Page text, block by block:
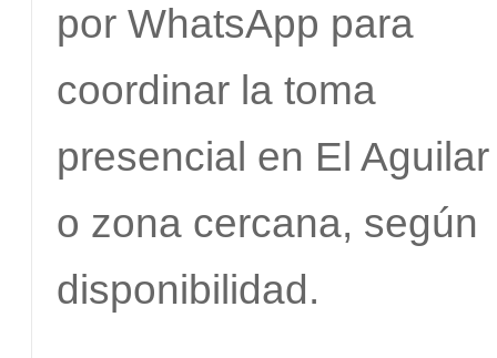
por WhatsApp para
coordinar la toma
presencial en El Aguilar
o zona cercana, según
disponibilidad.